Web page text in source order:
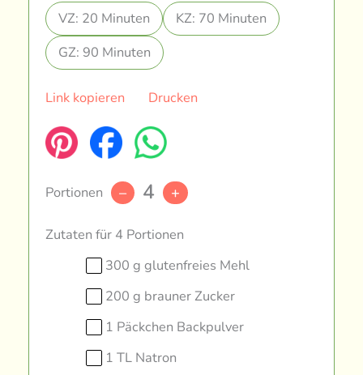
VZ: 20 Minuten
KZ: 70 Minuten
GZ: 90 Minuten
Link kopieren Drucken
Portionen – 4 +
Zutaten für 4 Portionen
300 g glutenfreies Mehl
200 g brauner Zucker
1 Päckchen Backpulver
1 TL Natron